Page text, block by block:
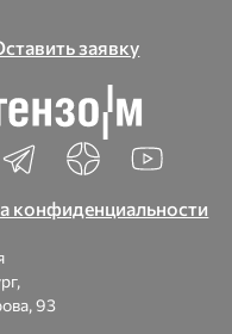
заявку
конфиденциальности
93